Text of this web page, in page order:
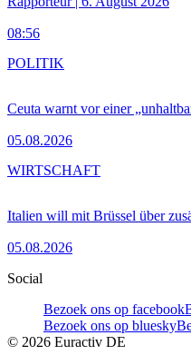
08:56
Ceuta warnt vor einer
05.08.2026
POLITIK
Italien will mit Brüssel über
05.08.2026
WIRTSCHAFT
Social
Bezoek ons op facebook
Bezoek ons op bluesky
© 2026 Euractiv DE